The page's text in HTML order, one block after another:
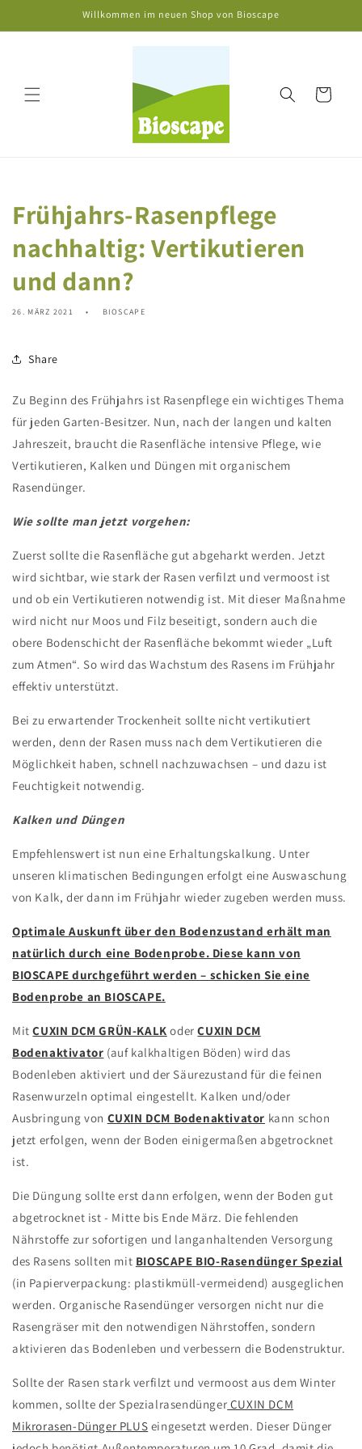
Inhalt
Willkommen im neuen Shop von Bioscape
Warenkorb
Frühjahrs-Rasenpflege
nachhaltig: Vertikutieren
und dann?
26. MÄRZ 2021 BIOSCAPE
Share
Zu Beginn des Frühjahrs ist Rasenpflege ein wichtiges Thema
für jeden Garten-Besitzer. Nun, nach der langen und kalten
Jahreszeit, braucht die Rasenfläche intensive Pflege, wie
Vertikutieren, Kalken und Düngen mit organischem
Rasendünger.
Wie sollte man jetzt vorgehen:
Zuerst sollte die Rasenfläche gut abgeharkt werden. Jetzt
wird sichtbar, wie stark der Rasen verfilzt und vermoost ist
und ob ein Vertikutieren notwendig ist. Mit dieser Maßnahme
wird nicht nur Moos und Filz beseitigt, sondern auch die
obere Bodenschicht der Rasenfläche bekommt wieder „Luft
zum Atmen“. So wird das Wachstum des Rasens im Frühjahr
effektiv unterstützt.
Bei zu erwartender Trockenheit sollte nicht vertikutiert
werden, denn der Rasen muss nach dem Vertikutieren die
Möglichkeit haben, schnell nachzuwachsen – und dazu ist
Feuchtigkeit notwendig.
Kalken und Düngen
Empfehlenswert ist nun eine Erhaltungskalkung. Unter
unseren klimatischen Bedingungen erfolgt eine Auswaschung
von Kalk, der dann im Frühjahr wieder zugeben werden muss.
Optimale Auskunft über den Bodenzustand erhält man
natürlich durch eine Bodenprobe. Diese kann von
BIOSCAPE durchgeführt werden – schicken Sie eine
Bodenprobe an BIOSCAPE.
MitCUXIN DCM GRÜN-KALK oderCUXIN DCM
Bodenaktivator (auf kalkhaltigen Böden) wird das
Bodenleben aktiviert und der Säurezustand für die feinen
Rasenwurzeln optimal eingestellt. Kalken und/oder
Ausbringung von CUXIN DCM Bodenaktivator kann schon
jetzt erfolgen, wenn der Boden einigermaßen abgetrocknet
ist.
Die Düngung sollte erst dann erfolgen, wenn der Boden gut
abgetrocknet ist - Mitte bis Ende März. Die fehlenden
Nährstoffe zur sofortigen und langanhaltenden Versorgung
des Rasens sollten mit BIOSCAPE BIO-Rasendünger Spezial
(in Papierverpackung: plastikmüll-vermeidend) ausgeglichen
werden. Organische Rasendünger versorgen nicht nur die
Rasengräser mit den notwendigen Nährstoffen, sondern
aktivieren das Bodenleben und verbessern die Bodenstruktur.
Sollte der Rasen stark verfilzt und vermoost aus dem Winter
kommen, sollte der Spezialrasendünger CUXIN DCM
Mikrorasen-Dünger PLUS eingesetzt werden. Dieser Dünger